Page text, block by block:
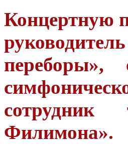
Концертную
переборы»,
Филимона».